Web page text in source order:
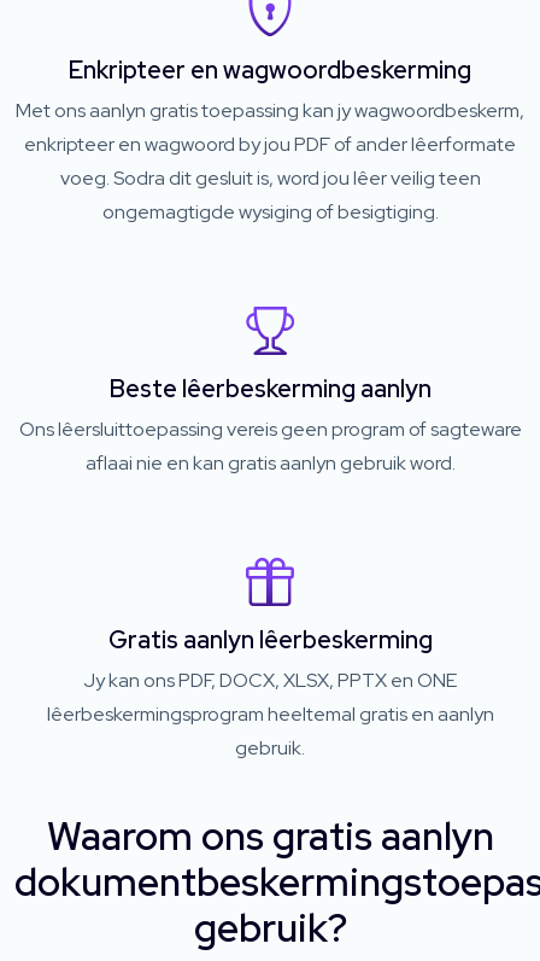
Enkripteer en wagwoordbeskerming
Met ons aanlyn gratis toepassing kan jy wagwoordbeskerm,
enkripteer en wagwoord by jou PDF of ander lêerformate
voeg. Sodra dit gesluit is, word jou lêer veilig teen
ongemagtigde wysiging of besigtiging.
Beste lêerbeskerming aanlyn
Ons lêersluittoepassing vereis geen program of sagteware
aflaai nie en kan gratis aanlyn gebruik word.
Gratis aanlyn lêerbeskerming
Jy kan ons PDF, DOCX, XLSX, PPTX en ONE
lêerbeskermingsprogram heeltemal gratis en aanlyn
gebruik.
Waarom ons gratis aanlyn
gebruik?